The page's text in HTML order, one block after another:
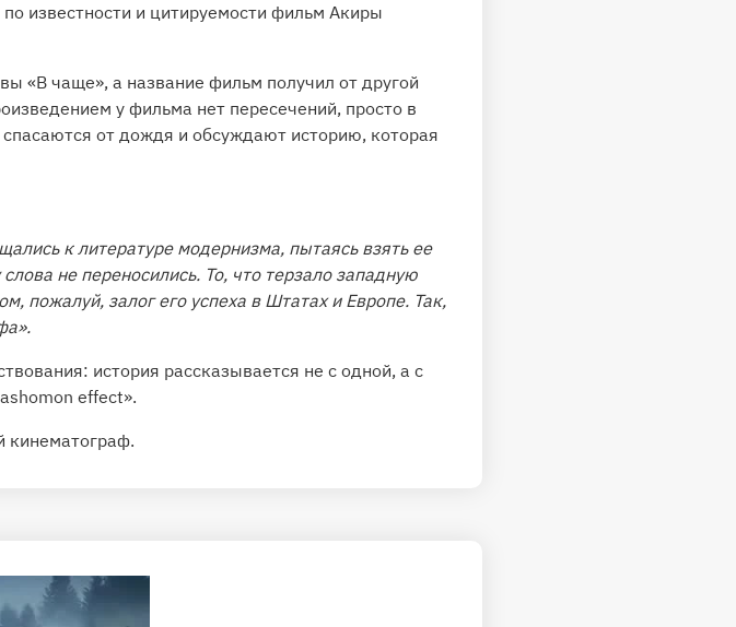
по известности и цитируемости фильм Акиры
«В чаще», а название фильм получил от другой
у фильма нет пересечений, просто в
от дождя и обсуждают историю, которая
к литературе модернизма, пытаясь взять ее
не переносились. То, что терзало западную
пожалуй, залог его успеха в Штатах и Европе. Так,
история рассказывается не с одной, а с
effect».
кинематограф.